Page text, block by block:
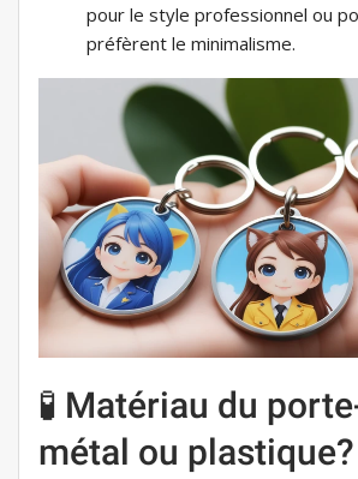
pour le style professionnel ou
préfèrent le minimalisme.
🧪 Matériau du
métal ou plastique?